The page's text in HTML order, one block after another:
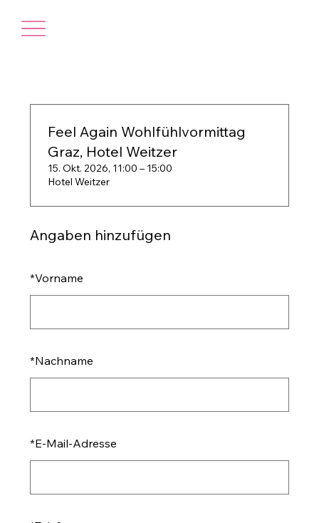
Angaben hinzufügen
*Vorname
*Nachname
*E-Mail-Adresse
Feel Again Wohlfühlvormittag
Graz, Hotel Weitzer
15. Okt. 2026, 11:00 – 15:00
Hotel Weitzer